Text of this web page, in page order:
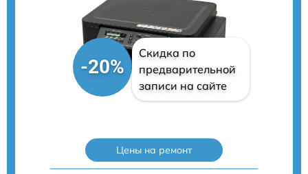
-20%
Скидка по
предварительной
записи на сайте
Цены на ремонт